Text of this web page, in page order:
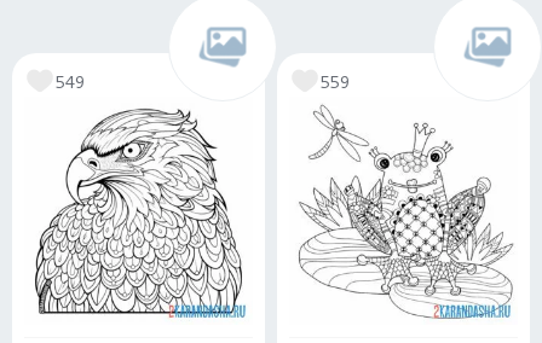
549 559